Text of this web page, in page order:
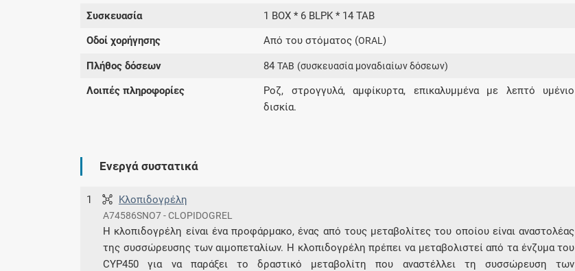
Μοιραζόμαστε μαζί σας γεγονότα της
Συσκευασία 1 BOX * 6 BLPK * 14 TAB
Οδοί χορήγησης Από του στόματος (ORAL)
Πλήθος δόσεων 84TAB (συσκευασία μοναδιαίων δόσεων)
Λοιπές πληροφορίες
Ροζ, στρογγυλά, αμφίκυρτα, επικαλυμμένα με λεπτό υμένιο
δισκία.
Ενεργά συστατικά
1 Κλοπιδογρέλη
A74586SNO7 - CLOPIDOGREL
Η κλοπιδογρέλη είναι ένα προφάρμακο, ένας από τους μεταβολίτες του οποίου είναι αναστολέας
της συσσώρευσης των αιμοπεταλίων. Η κλοπιδογρέλη πρέπει να μεταβολιστεί από τα ένζυμα του
CYP450 για να παράξει το δραστικό μεταβολίτη που αναστέλλει τη συσσώρευση των